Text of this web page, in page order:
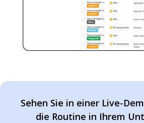
Sehen Sie in einer Live-
die Routine in Ihrem